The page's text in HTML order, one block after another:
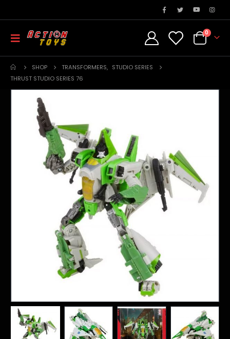
0
SHOP TRANSFORMERS, STUDIO SERIES
THRUST STUDIO SERIES 76